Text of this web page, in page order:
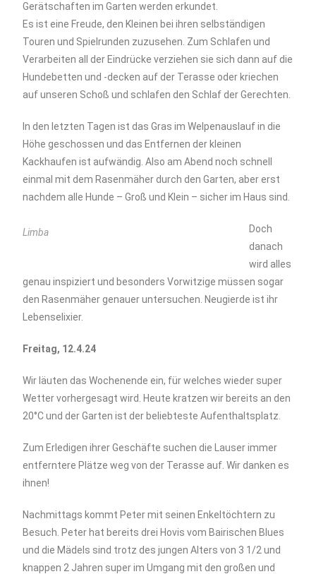
Gerätschaften im Garten werden erkundet.
Es ist eine Freude, den Kleinen bei ihren selbständigen
Touren und Spielrunden zuzusehen. Zum Schlafen und
Verarbeiten all der Eindrücke verziehen sie sich dann auf die
Hundebetten und -decken auf der Terasse oder kriechen
auf unseren Schoß und schlafen den Schlaf der Gerechten.
In den letzten Tagen ist das Gras im Welpenauslauf in die
Höhe geschossen und das Entfernen der kleinen
Kackhaufen ist aufwändig. Also am Abend noch schnell
einmal mit dem Rasenmäher durch den Garten, aber erst
nachdem alle Hunde – Groß und Klein – sicher im Haus sind.
Limba
Doch
danach
wird alles
genau inspiziert und besonders Vorwitzige müssen sogar
den Rasenmäher genauer untersuchen. Neugierde ist ihr
Lebenselixier.
Freitag, 12.4.24
Wir läuten das Wochenende ein, für welches wieder super
Wetter vorhergesagt wird. Heute kratzen wir bereits an den
20°C und der Garten ist der beliebteste Aufenthaltsplatz.
Zum Erledigen ihrer Geschäfte suchen die Lauser immer
entferntere Plätze weg von der Terasse auf. Wir danken es
ihnen!
Nachmittags kommt Peter mit seinen Enkeltöchtern zu
Besuch. Peter hat bereits drei Hovis vom Bairischen Blues
und die Mädels sind trotz des jungen Alters von 3 1/2 und
knappen 2 Jahren super im Umgang mit den großen und